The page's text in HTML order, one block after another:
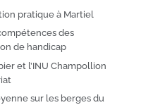
pratique à Martiel
des
de handicap
et l’INU Champollion
sur les berges du